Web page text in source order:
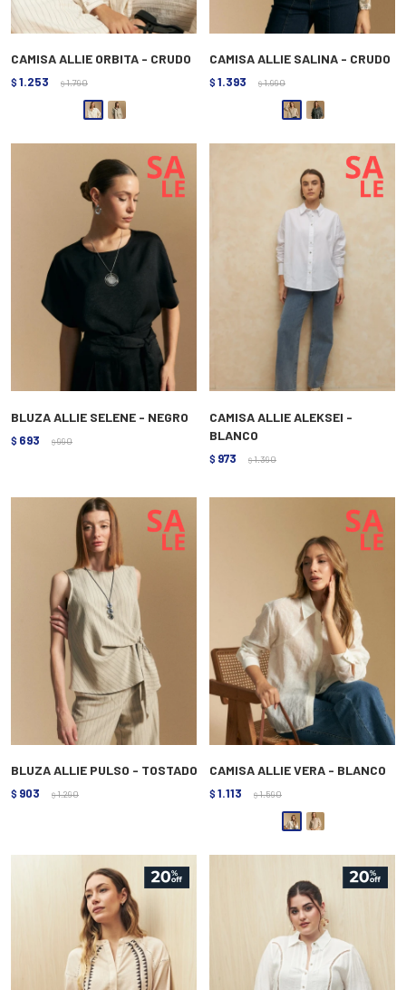
CAMISA ALLIE ORBITA - CRUDO
$ 1.253 $ 1.790
CAMISA ALLIE SALINA - CRUDO
$ 1.393 $ 1.990
BLUZA ALLIE SELENE - NEGRO
$ 693 $ 990
CAMISA ALLIE ALEKSEI -
BLANCO
$ 973 $ 1.390
BLUZA ALLIE PULSO - TOSTADO
$ 903 $ 1.290
CAMISA ALLIE VERA - BLANCO
$ 1.113 $ 1.590